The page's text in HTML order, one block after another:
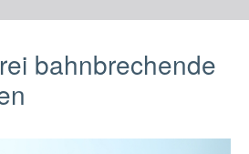
bahnbrechende